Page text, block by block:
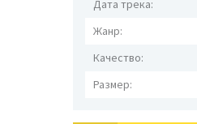
Дата трека:
Жанр:
Качество:
Размер: